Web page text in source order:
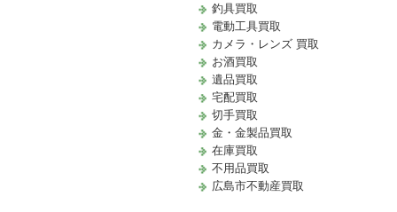
釣具買取
電動工具買取
カメラ・レンズ 買取
お酒買取
遺品買取
宅配買取
切手買取
金・金製品買取
在庫買取
不用品買取
広島市不動産買取